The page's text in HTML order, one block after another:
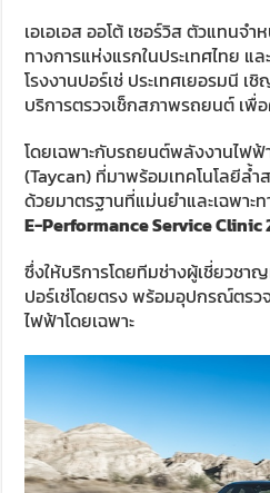
เอเอเอส ออโต้ เซอร์วิส ตัวแทนจ
ทางการแห่งแรกในประเทศไทย แ
โรงงานปอร์เช่ ประเทศเยอรมนี เ
บริการตรวจเช็กสภาพรถยนต์ เพื่
โดยเฉพาะกับรถยนต์พลังงานไฟฟ้
(Taycan) ที่มาพร้อมเทคโนโลยีล้
ด้วยมาตรฐานที่แม่นยำและเฉพา
E-Performance Service Clinic
ซึ่งให้บริการโดยทีมช่างผู้เชี่ยวชา
ปอร์เช่โดยตรง พร้อมอุปกรณ์ตรว
ไฟฟ้าโดยเฉพาะ